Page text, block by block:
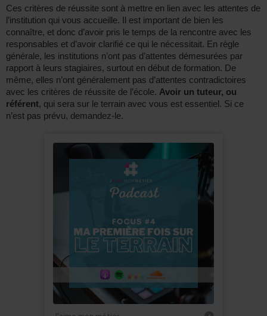
Ces critères de réussite sont à mettre en lien avec les attentes de
l’institution qui vous accueille. Il est important de bien les
connaître, et donc d’avoir pris le temps de la rencontre avec les
responsables et d’avoir clarifié ce qui le nécessitait. En règle
générale, les institutions n’ont pas d’attentes démesurées par
rapport à leurs stagiaires, surtout en début de formation. De
même, elles n’ont généralement pas d’attentes contradictoires
avec les critères de réussite de l’école. Avoir un tuteur, ou
référent, qui sera sur le terrain avec vous est essentiel. Si ce
n’est pas prévu, demandez-le.